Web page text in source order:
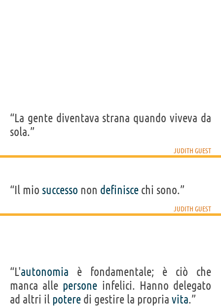
“La gente diventava strana quando viveva da
sola.”
JUDITH GUEST
“Il mio successo non definisce chi sono.”
JUDITH GUEST
“L'autonomia è fondamentale; è ciò che
manca alle persone infelici. Hanno delegato
ad altri il potere di gestire la propria vita.”